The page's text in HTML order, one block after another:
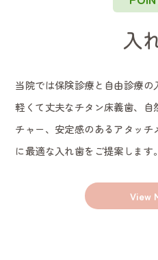
入
当院では保険診療と自由診療の
軽くて丈夫なチタン床義歯、
チャー、安定感のあるアタッチ
に最適な入れ歯をご提案します。
View